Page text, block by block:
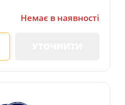
Немає в наявності